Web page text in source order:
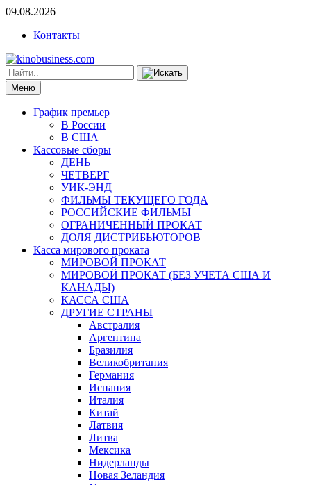
09.08.2026
Контакты
Меню
График премьер
В России
В США
Кассовые сборы
ДЕНЬ
ЧЕТВЕРГ
УИК-ЭНД
ФИЛЬМЫ ТЕКУЩЕГО ГОДА
РОССИЙСКИЕ ФИЛЬМЫ
ОГРАНИЧЕННЫЙ ПРОКАТ
ДОЛЯ ДИСТРИБЬЮТОРОВ
Касса мирового проката
МИРОВОЙ ПРОКАТ
МИРОВОЙ ПРОКАТ (БЕЗ УЧЕТА США И
КАНАДЫ)
КАССА США
ДРУГИЕ СТРАНЫ
Австралия
Аргентина
Бразилия
Великобритания
Германия
Испания
Италия
Китай
Латвия
Литва
Мексика
Нидерланды
Новая Зеландия